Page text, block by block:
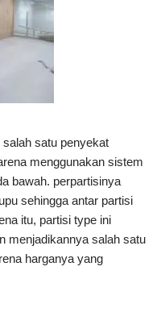
satu penyekat
menggunakan sistem
bawah. perpartisinya
sehingga antar partisi
itu, partisi type ini
menjadikannya salah satu
harganya yang